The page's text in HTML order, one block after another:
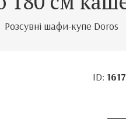
Розсувні шафи-купе Doros
ID: